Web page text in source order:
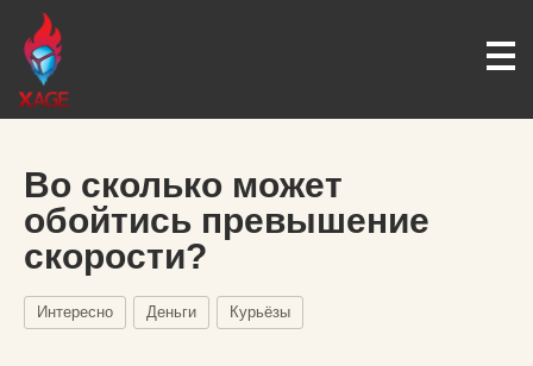
Во сколько может
обойтись превышение
скорости?
Интересно Деньги Курьёзы